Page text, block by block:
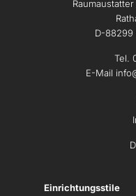
D-88299
Tel.
E-Mail
Einrichtungsstile